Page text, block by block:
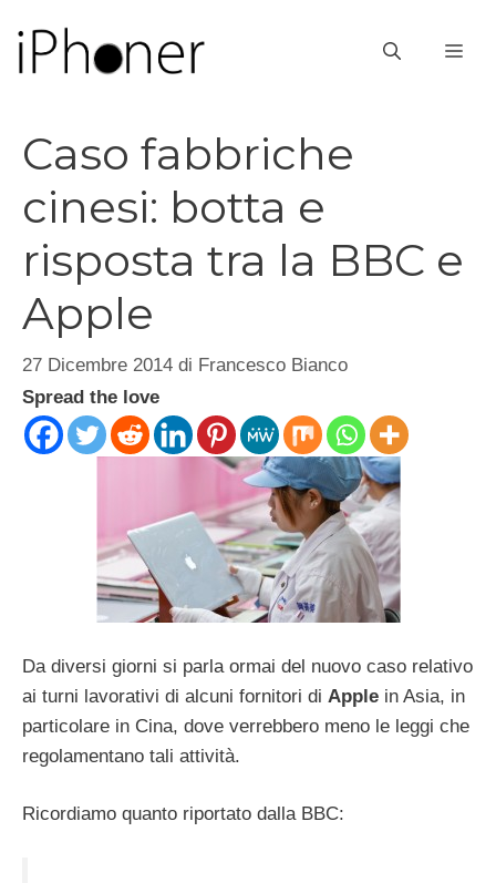
contenuto
Caso fabbriche
cinesi: botta e
risposta tra la BBC e
Apple
27 Dicembre 2014 di Francesco Bianco
Spread the love
Da diversi giorni si parla ormai del nuovo caso relativo
ai turni lavorativi di alcuni fornitori di Apple in Asia, in
particolare in Cina, dove verrebbero meno le leggi che
regolamentano tali attività.
Ricordiamo quanto riportato dalla BBC: